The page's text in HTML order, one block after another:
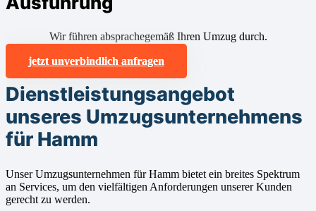
Wir führen absprachegemäß Ihren Umzug durch.
jetzt unverbindlich anfragen
Dienstleistungsangebot
unseres Umzugsunternehmens
für Hamm
Unser Umzugsunternehmen für Hamm bietet ein breites Spektrum
an Services, um den vielfältigen Anforderungen unserer Kunden
gerecht zu werden.